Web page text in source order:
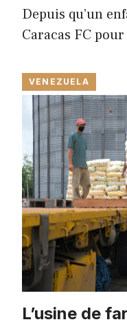
Depuis qu’un
Caracas FC
VENEZUELA
L’usine de